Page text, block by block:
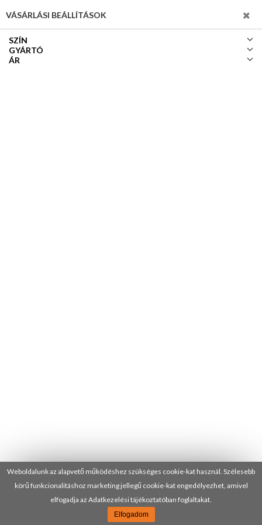
Weboldalunk az alapvető működéshez szükséges cookie-kat használ. Szélesebb
körű funkcionalitáshoz marketing jellegű cookie-kat engedélyezhet, amivel
elfogadja az Adatkezelési tájékoztatóban foglaltakat.
Elfogadom
VÁSÁRLÁSI BEÁLLÍTÁSOK
SZÍN
GYÁRTÓ
ÁR